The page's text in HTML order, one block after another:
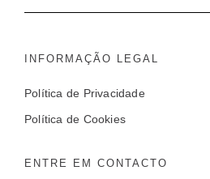
INFORMAÇÃO LEGAL
Política de Privacidade
Política de Cookies
ENTRE EM CONTACTO